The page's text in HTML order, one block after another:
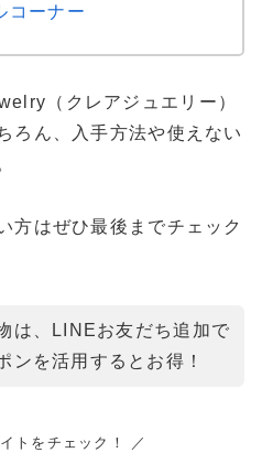
コーナー
（クレアジュエリー）
ろん、入手方法や使えない
方はぜひ最後までチェック
は、LINEお友だち追加で
ンを活用するとお得！
トをチェック！ ／